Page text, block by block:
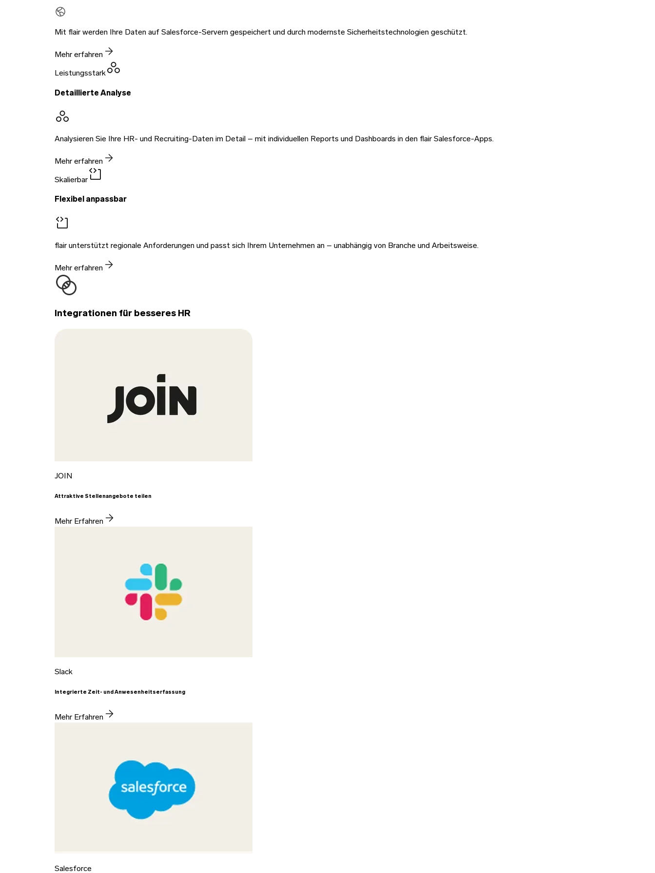
Mit flair werden Ihre Daten auf Salesforce-Servern gespeichert und durch modernste Sicherheitstechnologien geschützt.
Mehr erfahren
Leistungsstark
Detaillierte Analyse
Analysieren Sie Ihre HR- und Recruiting-Daten im Detail – mit individuellen Reports und Dashboards in den flair Salesforce-Apps.
Mehr erfahren
Skalierbar
Flexibel anpassbar
flair unterstützt regionale Anforderungen und passt sich Ihrem Unternehmen an – unabhängig von Branche und Arbeitsweise.
Mehr erfahren
Integrationen für besseres HR
JOIN
Attraktive Stellenangebote teilen
Mehr Erfahren
Slack
Integrierte Zeit- und Anwesenheitserfassung
Mehr Erfahren
Salesforce